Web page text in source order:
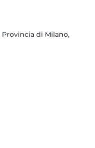
Provincia di Milano,